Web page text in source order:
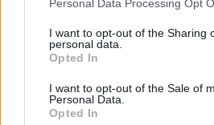
not limited to your visit or usage
grant or deny consent to Google
use your data for below specified
consent section.
Personal Data Processing Opt
I want to opt-out of the Sharing
personal data.
Opted In
I want to opt-out of the Sale of
Personal Data.
Opted In
Μάντσεστερ Γιουνάιτεντ
Μάντσεστερ Σίτι